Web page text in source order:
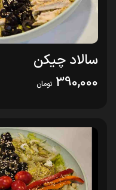
سالاد چیکن
390,000 تومان